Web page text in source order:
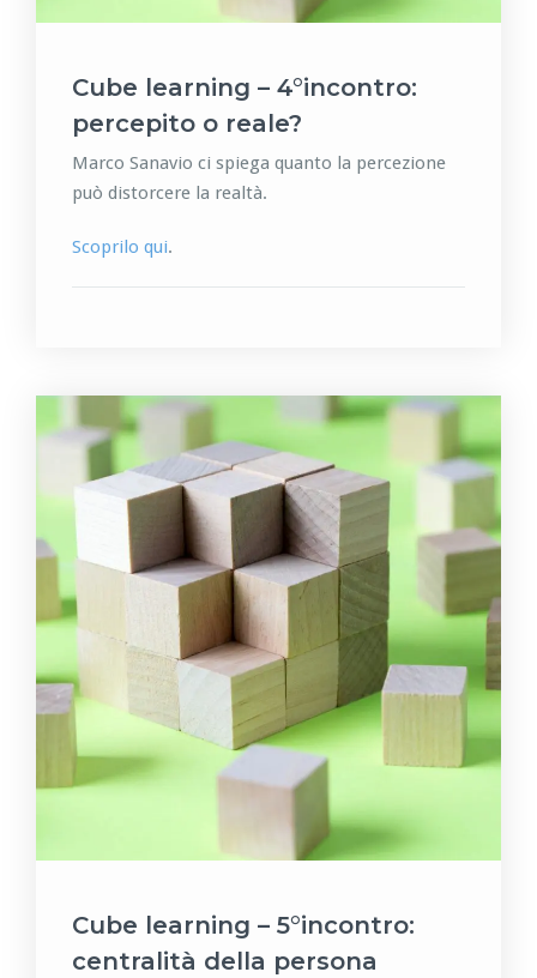
Cube learning – 4°incontro:
percepito o reale?
Marco Sanavio ci spiega quanto la percezione
può distorcere la realtà.
Scoprilo qui.
Cube learning – 5°incontro:
centralità della persona